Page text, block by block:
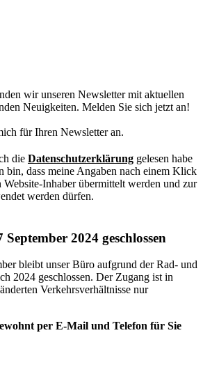
wir unseren Newsletter mit aktuellen
Neuigkeiten. Melden Sie sich jetzt an!
für Ihren Newsletter an.
die Datenschutzerklärung gelesen habe
bin, dass meine Angaben nach einem Klick
Website-Inhaber übermittelt werden und zur
werden dürfen.
2024 geschlossen
bleibt unser Büro aufgrund der Rad- und
2024 geschlossen. Der Zugang ist in
Verkehrsverhältnisse nur
per E-Mail und Telefon für Sie